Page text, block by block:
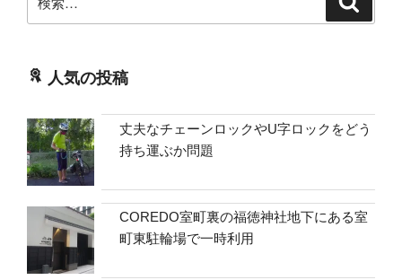
索:
人気の投稿
丈夫なチェーンロックやU字ロックをどう
持ち運ぶか問題
COREDO室町裏の福徳神社地下にある室
町東駐輪場で一時利用